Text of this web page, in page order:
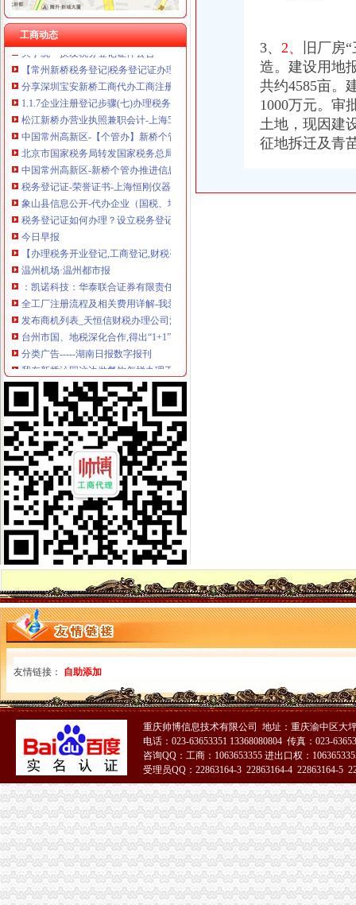
工商动态
信息广告__都市_温商网
【上海新桥税务登记|税务登记证办理|代理税务登记】-上海赶集网
关于统一换发税务登记证件公告
【常州新桥税务登记|税务登记证办理|代理税务登记】-常州赶集网
分享深圳宝安新桥工商代办工商注册流程-兴义之窗
1.1.7企业注册登记步骤(七)办理税务登记-shuo的日志-网易博客
松江新桥办营业执照兼职会计-上海58同城
中国常州高新区-【个管办】新桥个管办对国地税信息进行比对推进信
北京市国家税务局转发国家税务总局关于金融保险业税收政策调整后若
中国常州高新区-新桥个管办推进信息管税工作
税务登记证-荣誉证书-上海恒刚仪器仪表有限公司
象山县信息公开-代办企业（国税、地税）税务登记证
税务登记证如何办理？设立税务登记应提供的证件_搜狐教育_搜狐网
今日早报
【办理税务开业登记,工商登记,财税咨询,代理记账】价格_厂家_
温州机场·温州都市报
：凯诺科技：华泰联合证券有限责任公司关于凯诺科技股份有
全工厂注册流程及相关费用详解-我爱铺网
发布商机列表_天恒信财税办理公司注册,代理记账【今日推荐网-分类
台州市国、地税深化合作,得出“1+1”三种答案_宁波频道_凤凰网
分类广告-----湖南日报数字报刊
我在新桥沁园这边做餐饮怎样办理工商执照_百度知道
温州仲裁委员会公告·温州都市报
分类广告_新浪新闻
天津新会里装修
家电修理店怎么开？-【设计本有问必答】
注册公司税务登记流程及费用.pdf
上海海外公司注册：2016注册公司好的选择-上海爱问分类
无锡市场：南长区五爱路代办公司证件税务登记公司注册代理记账
《税务知识大全》
代理记账_常州银通代理记账价格|代理记账_常州银通代理记账型号规格
北京市门头沟区为民服务中心
800元起优惠注册各区公司批增值税-上海58同城
分类广告_资讯频道_凤凰网
启事/公告__都市_温商网
公司办理社保的整个流程_点点_新浪博客
瓯海新闻-温州日报瓯网-温州新闻门户网-温州日报主办
江门地税全国推税务登记证等“十五证合一”企业提交材料将减
【上海丰皓企业登记代理有限公司】-主营：
丹地税局2011年8月份《涉税信息月报》
台州市路桥区人民办公室关于印发2014年度镇（街道）“个转企”
分类广告_新浪新闻
合肥新桥机场高速公路监控管理中心泳池设备采购及安装招标第一阶段
【财务会计】-起点8
中国常州高新区-【个管办】上下联动对新景一期商铺开展户管巡查工作
广东省网上办事大厅深圳市宝安分厅
两年开四家分店几千元办起家政公司（2）-理财频道-和讯网
温州公司营业执照、税务登记证代办等-温州58同城
寿县人民信息公开网
株洲市国家税务局门户网站
新桥办税务登记证
高要重点项目（工作）监督况专栏
11月7日广西广西城建咨询有限公司玉林市福绵区新桥联片农村饮水安
3、 2、
旧厂房
造。建设用地
共约4585亩。
1000万元。审
土地，现因建
征地拆迁及青
友情链接： 自助添加
重庆帅博信息技术有限公司 地址：重庆渝中区大
电话：023-63653351 13368080804 传真：023-
咨询QQ：工商：1063653355 进出口权：
受理员QQ：22863164-3 22863164-4 22863164-5
51La